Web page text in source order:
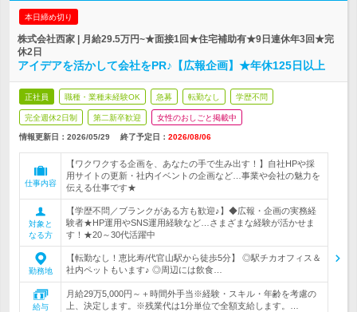
本日締め切り
株式会社西家 | 月給29.5万円~★面接1回★住宅補助有★9日連休年3回★完
休2日
アイデアを活かして会社をPR♪【広報企画】★年休125日以上
正社員 職種・業種未経験OK 急募 転勤なし 学歴不問
完全週休2日制 第二新卒歓迎 女性のおしごと掲載中
情報更新日：2026/05/29 終了予定日： 2026/08/06
仕事内容
【ワクワクする企画を、あなたの手で生み出す！】自社HPや採
用サイトの更新・社内イベントの企画など…事業や会社の魅力を
伝える仕事です★
対象と
なる方
【学歴不問／ブランクがある方も歓迎♪】◆広報・企画の実務経
験者★HP運用やSNS運用経験など…さまざまな経験が活かせま
す！★20～30代活躍中
勤務地
【転勤なし！恵比寿/代官山駅から徒歩5分】 ◎駅チカオフィス＆
社内ペットもいます♪ ◎周辺には飲食…
給与
月給29万5,000円～＋時間外手当※経験・スキル・年齢を考慮の
上、決定します。※残業代は1分単位で全額支給します。…